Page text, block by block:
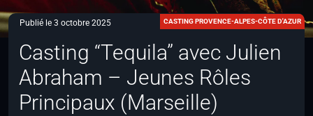
CONNEXION
Publié le 3 octobre 2025 CASTING PROVENCE-ALPES-CÔTE D'AZUR
Casting “Tequila” avec Julien
Abraham – Jeunes Rôles
Principaux (Marseille)